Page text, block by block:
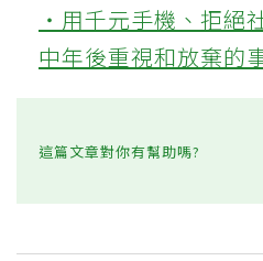
‧用千元手機、拒絕
中年後重視和放棄的
這篇文章對你有幫助嗎?